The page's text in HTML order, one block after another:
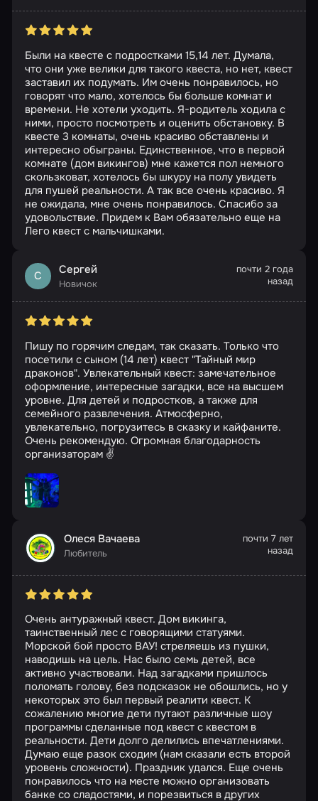
Были на квесте с подростками 15,14 лет. Думала,
что они уже велики для такого квеста, но нет, квест
заставил их подумать. Им очень понравилось, но
говорят что мало, хотелось бы больше комнат и
времени. Не хотели уходить. Я-родитель ходила с
ними, просто посмотреть и оценить обстановку. В
квесте 3 комнаты, очень красиво обставлены и
интересно обыграны. Единственное, что в первой
комнате (дом викингов) мне кажется пол немного
скользковат, хотелось бы шкуру на полу увидеть
для пушей реальности. А так все очень красиво. Я
не ожидала, мне очень понравилось. Спасибо за
удовольствие. Придем к Вам обязательно еще на
Лего квест с мальчишками.
С Сергей
Новичок
почти 2 года
назад
Пишу по горячим следам, так сказать. Только что
посетили с сыном (14 лет) квест "Тайный мир
драконов". Увлекательный квест: замечательное
оформление, интересные загадки, все на высшем
уровне. Для детей и подростков, а также для
семейного развлечения. Атмосферно,
увлекательно, погрузитесь в сказку и кайфаните.
Очень рекомендую. Огромная благодарность
организаторам ✌️
Олеся Вачаева
Любитель
почти 7 лет
назад
Очень антуражный квест. Дом викинга,
таинственный лес с говорящими статуями.
Морской бой просто ВАУ! стреляешь из пушки,
наводишь на цель. Нас было семь детей, все
активно участвовали. Над загадками пришлось
поломать голову, без подсказок не обошлись, но у
некоторых это был первый реалити квест. К
сожалению многие дети путают различные шоу
программы сделанные под квест с квестом в
реальности. Дети долго делились впечатлениями.
Думаю еще разок сходим (нам сказали есть второй
уровень сложности). Праздник удался. Еще очень
понравилось что на месте можно организовать
банке со сладостями, и порезвиться в других